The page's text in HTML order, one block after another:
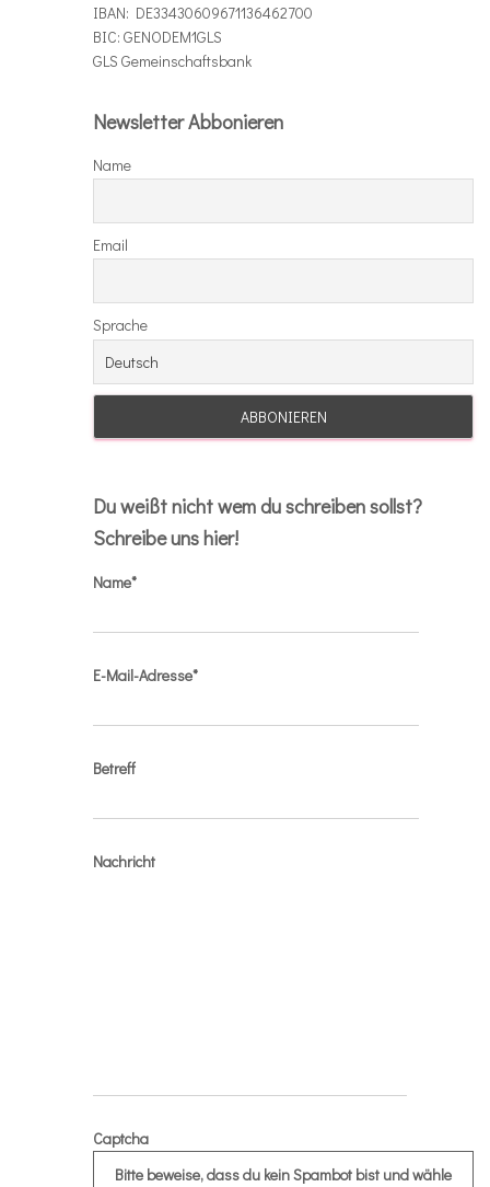
IBAN: DE33430609671136462700
BIC: GENODEM1GLS
GLS Gemeinschaftsbank
Newsletter Abbonieren
Name
Email
Sprache
Du weißt nicht wem du schreiben sollst?
Schreibe uns hier!
Name*
E-Mail-Adresse*
Betreff
Nachricht
Captcha
Bitte beweise, dass du kein Spambot bist und wähle